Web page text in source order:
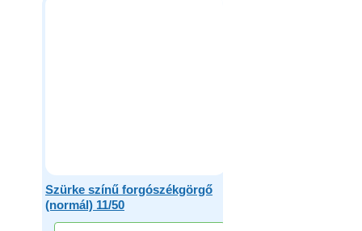
Szürke színű forgószékgörgő
(normál) 11/50